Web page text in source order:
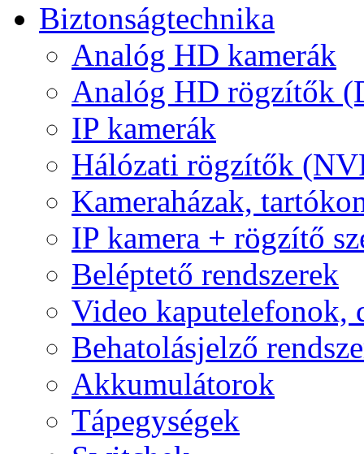
Biztonságtechnika
Analóg HD kamerák
Analóg HD rögzítők
IP kamerák
Hálózati rögzítők
Kameraházak,
IP kamera + rögzítő
Beléptető rendszerek
Video kaputelefonok,
Behatolásjelző
Akkumulátorok
Tápegységek